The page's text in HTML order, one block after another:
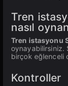
Tren
nasıl
Tren istasyonu
oynayabilirsiniz.
birçok eğlenceli
Kontroller